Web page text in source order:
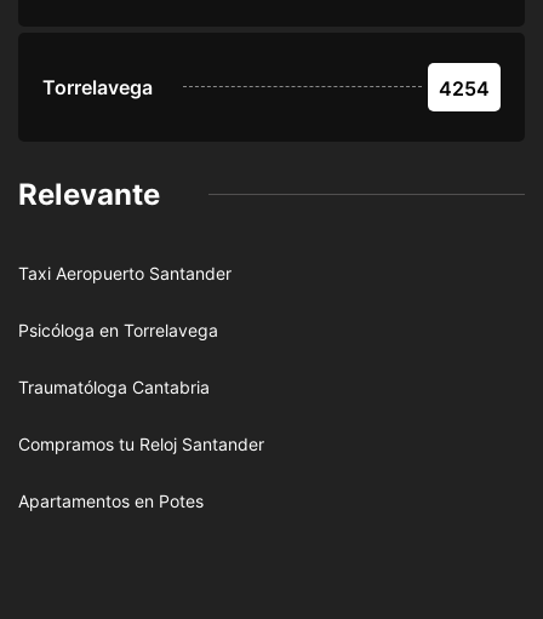
Torrelavega 4254
Relevante
Taxi Aeropuerto Santander
Psicóloga en Torrelavega
Traumatóloga Cantabria
Compramos tu Reloj Santander
Apartamentos en Potes